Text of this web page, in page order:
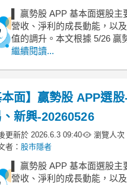
▌ 贏勢股 APP 基本面選股主
營收、淨利的成長動能，以
值的調升。本文根據 5/26 贏勢股 APP
清單挑選介紹整理。總分：以
本益比標準差來判斷，負值代
數值越低越好。詳情可參考
章。營運
繼續閱讀...
本面】贏勢股 APP選股
新興-20260526
更新於 2026.6.3 09:40 瀏覽人次
者： 股市隱者
▌ 贏勢股 APP 基本面選股主
營收、淨利的成長動能，以